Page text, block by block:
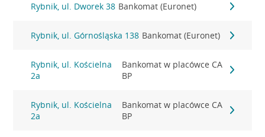
Rybnik, ul. Dworek 38 Bankomat (Euronet)
Rybnik, ul. Górnośląska 138 Bankomat (Euronet)
Rybnik, ul. Kościelna
2a
Bankomat w placówce CA
BP
Rybnik, ul. Kościelna
2a
Bankomat w placówce CA
BP